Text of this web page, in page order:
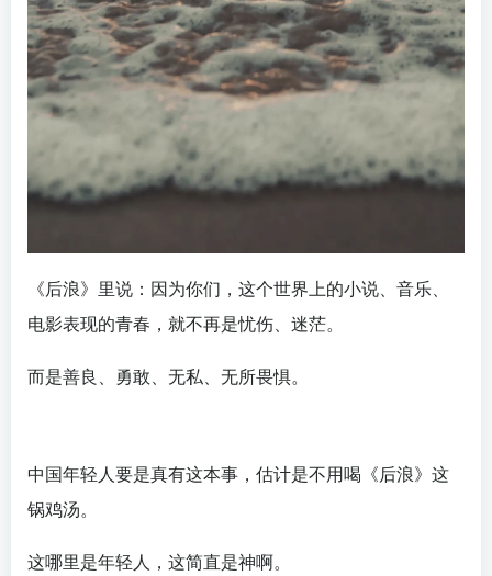
《后浪》里说：因为你们，这个世界上的小说、音乐、
电影表现的青春，就不再是忧伤、迷茫。
而是善良、勇敢、无私、无所畏惧。
中国年轻人要是真有这本事，估计是不用喝《后浪》这
锅鸡汤。
这哪里是年轻人，这简直是神啊。